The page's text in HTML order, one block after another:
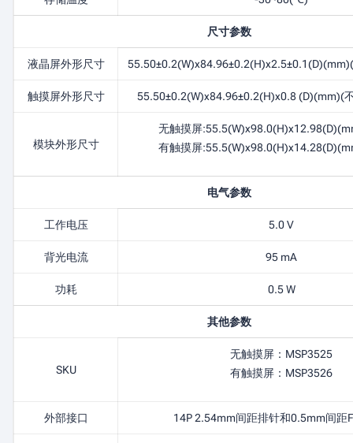
尺寸参数
液晶屏外形尺寸
触摸屏外形尺寸 55.50±0.2(W)x84.96±0.2(H)x0.8 (D)(mm)(
模块外形尺寸
无触摸屏
有触摸屏
电气参数
工作电压 5.0 V
背光电流 95 mA
功耗 0.5 W
其他参数
SKU
无触摸屏：MSP3525
有触摸屏：MSP3526
外部接口 14P 2.54mm间距排针和0.5mm间距